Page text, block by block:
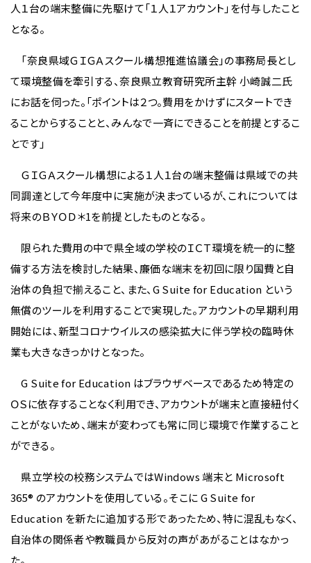
人１台の端末整備に先駆けて「１人１アカウント」を付与したこと
となる。
「奈良県域ＧＩＧＡスクール構想推進協議会」の事務局長とし
て環境整備を牽引する、奈良県立教育研究所主幹 小崎誠二氏
にお話を伺った。「ポイントは２つ。費用をかけずにスタートでき
ることからすることと、みんなで一斉にできることを前提とするこ
とです」
ＧＩＧＡスクール構想による１人１台の端末整備は県域での共
同調達として今年度中に実施が決まっているが、これについては
将来のＢＹＯＤ＊1を前提としたものとなる。
限られた費用の中で県全域の学校のＩＣＴ環境を統一的に整
備する方法を検討した結果、廉価な端末を初回に限り国費と自
治体の負担で揃えること、また、G Suite for Education という
無償のツールを利用することで実現した。アカウントの早期利用
開始には、新型コロナウイルスの感染拡大に伴う学校の臨時休
業も大きなきっかけとなった。
G Suite for Education はブラウザベースであるため特定の
ＯＳに依存することなく利用でき、アカウントが端末と直接紐付く
ことがないため、端末が変わっても常に同じ環境で作業すること
ができる。
県立学校の校務システムではWindows 端末と Microsoft
365® のアカウントを使用している。そこに G Suite for
Education を新たに追加する形であったため、特に混乱もなく、
自治体の関係者や教職員から反対の声があがることはなかっ
た。